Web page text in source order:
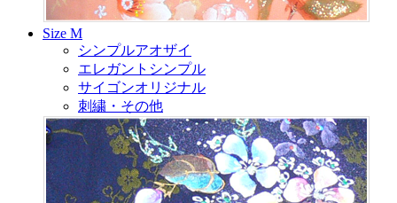
Size M
シンプルアオザイ
エレガントシンプル
サイゴンオリジナル
刺繍・その他